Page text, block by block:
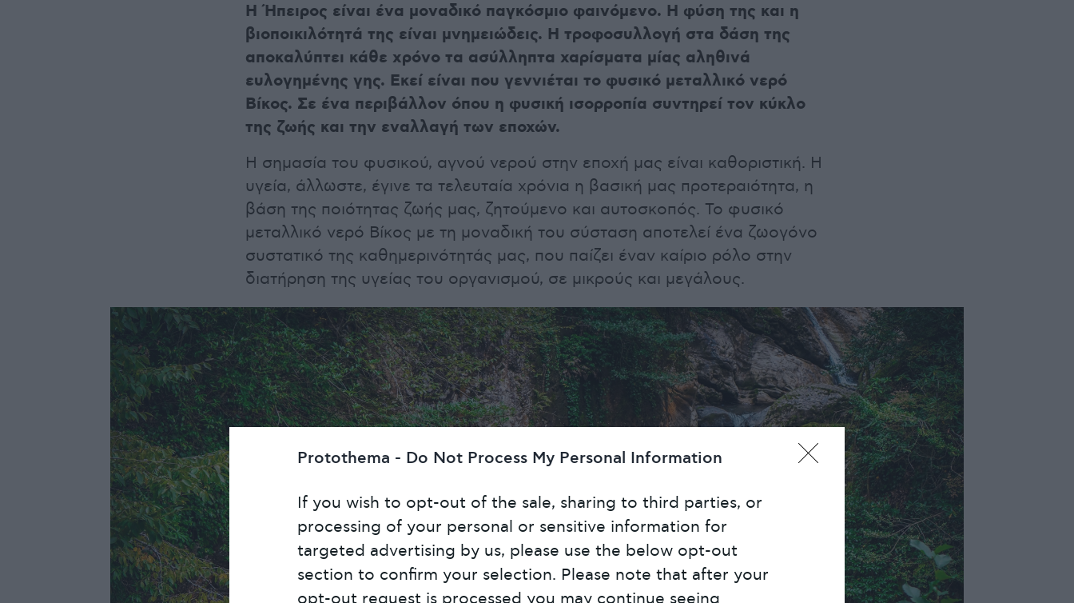
Protothema - Do Not Process My Personal Information
If you wish to opt-out of the sale, sharing to third parties, or
processing of your personal or sensitive information for
targeted advertising by us, please use the below opt-out
section to confirm your selection. Please note that after your
opt-out request is processed you may continue seeing
Η Ήπειρος είναι ένα μοναδικό παγκόσμιο φαινόμενο. Η φύση της και η
βιοποικιλότητά της είναι μνημειώδεις. Η τροφοσυλλογή στα δάση της
αποκαλύπτει κάθε χρόνο τα ασύλληπτα χαρίσματα μίας αληθινά
ευλογημένης γης. Εκεί είναι που γεννιέται το φυσικό μεταλλικό νερό
Βίκος. Σε ένα περιβάλλον όπου η φυσική ισορροπία συντηρεί τον κύκλο
της ζωής και την εναλλαγή των εποχών.
H σημασία του φυσικού, αγνού νερού στην εποχή μας είναι καθοριστική. Η
υγεία, άλλωστε, έγινε τα τελευταία χρόνια η βασική μας προτεραιότητα, η
βάση της ποιότητας ζωής μας, ζητούμενο και αυτοσκοπός. Το φυσικό
μεταλλικό νερό Βίκος με τη μοναδική του σύσταση αποτελεί ένα ζωογόνο
συστατικό της καθημερινότητάς μας, που παίζει έναν καίριο ρόλο στην
διατήρηση της υγείας του οργανισμού, σε μικρούς και μεγάλους.